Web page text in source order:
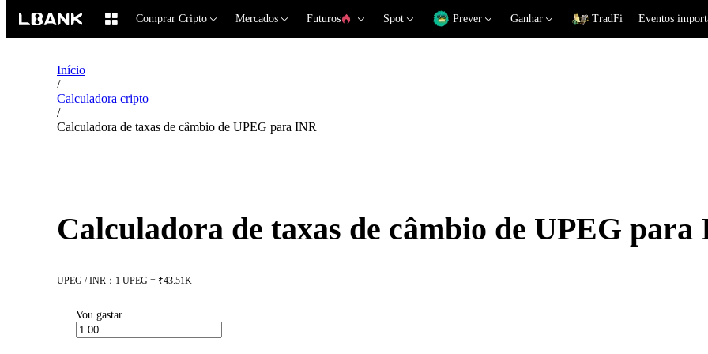
Comprar Cripto Mercados Futuros Spot Prever Ganhar TradFi Eventos
Início
/
Calculadora cripto
/
Calculadora de taxas de câmbio de UPEG para INR
Calculadora de taxas de câmbio de UPEG para
UPEG / INR：1 UPEG = ₹43.51K
Vou gastar